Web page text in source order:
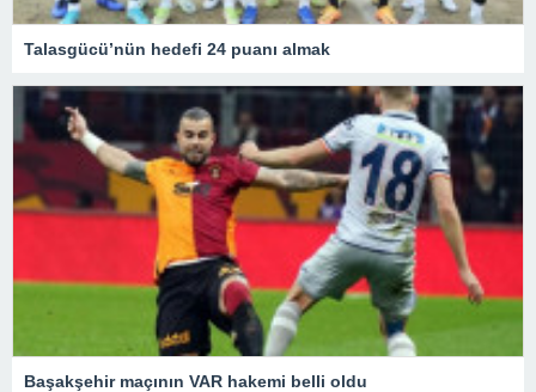
Talasgücü’nün hedefi 24 puanı almak
Başakşehir maçının VAR hakemi belli oldu